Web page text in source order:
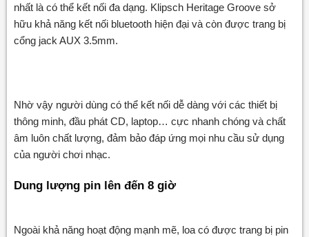
nhất là có thể kết nối đa dạng. Klipsch Heritage Groove sở
hữu khả năng kết nối bluetooth hiện đại và còn được trang bị
cổng jack AUX 3.5mm.
Nhờ vậy người dùng có thể kết nối dễ dàng với các thiết bị
thông minh, đầu phát CD, laptop… cực nhanh chóng và chất
âm luôn chất lượng, đảm bảo đáp ứng mọi nhu cầu sử dụng
của người chơi nhạc.
Dung lượng pin lên đến 8 giờ
Ngoài khả năng hoạt động mạnh mẽ, loa có được trang bị pin